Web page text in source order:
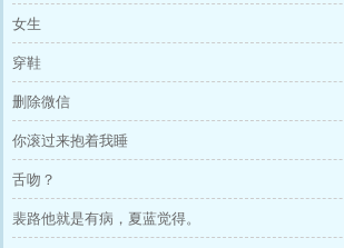
女生
穿鞋
删除微信
你滚过来抱着我睡
舌吻？
裴路他就是有病，夏蓝觉得。